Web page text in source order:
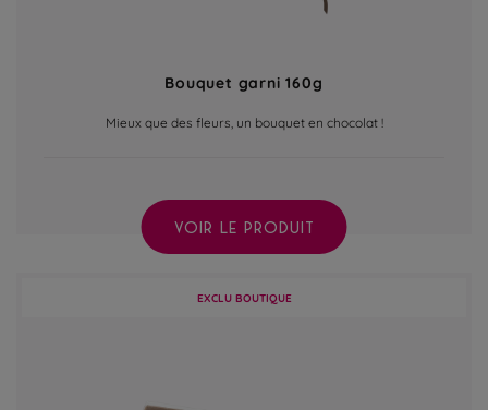
Bouquet garni 160g
Mieux que des fleurs, un bouquet en chocolat !
VOIR LE PRODUIT
EXCLU BOUTIQUE